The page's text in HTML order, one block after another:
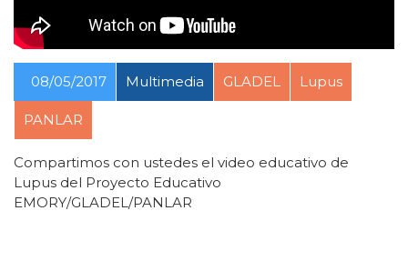
08/05/2017 Multimedia GLADEL Lupus
PANLAR
Compartimos con ustedes el video educativo de
Lupus del Proyecto Educativo
EMORY/GLADEL/PANLAR